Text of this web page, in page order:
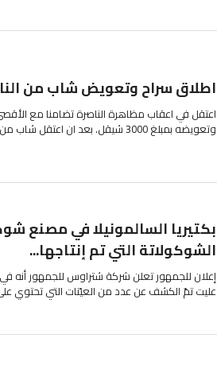
اطلاق سراح وتعويض شاب من
وتعويضه بمبلغ 3000 شيقل. بعد ان اعتقل شاب من الناصرة في اعقاب مظاهرة الناصرة...
بكتيريا السالمونيلا في مصنع
الشوكولاتة التي تم إنتاجها...
إعلان للجمهور تعلن شركة شتراوس للجمهور أنه
عليت تمّ الكشف عن عدد من العيّنات التي تحتوي